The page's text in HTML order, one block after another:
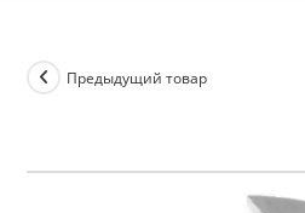
Предыдущий товар